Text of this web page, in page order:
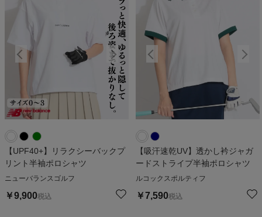
【UPF40+】リラクシーバックプ
リント半袖ポロシャツ
ニューバランスゴルフ
￥9,900税込
【吸汗速乾UV】透かし衿ジャガ
ードストライプ半袖ポロシャツ
ルコックスポルティフ
￥7,590税込